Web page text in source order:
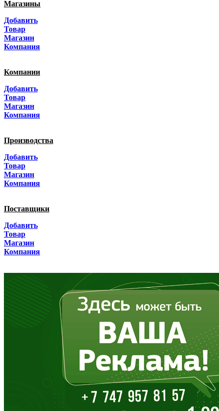
Волгоградская область
Вологодская область
Дагестан
Еврейская АО
Забайкальский край
Запорожская область
Магазины
Добавить
Товар
Магазин
Компания
Компании
Добавить
Товар
Магазин
Компания
Производства
Добавить
Товар
Магазин
Компания
Поставщики
Добавить
Товар
Магазин
Компания